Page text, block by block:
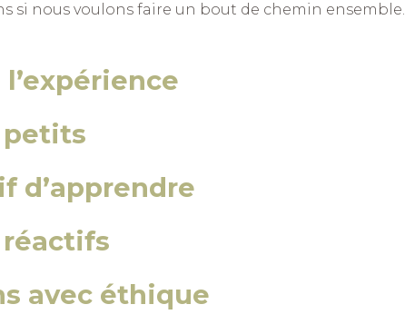
si nous voulons faire un bout de chemin ensemble.
petits
d’apprendre
réactifs
avec éthique